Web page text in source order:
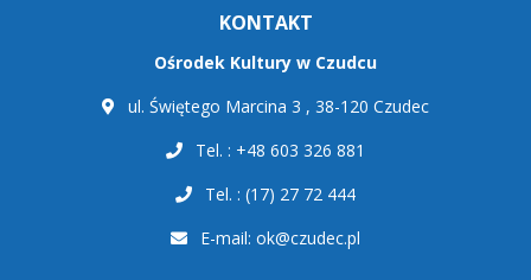
KONTAKT
Ośrodek Kultury w Czudcu
ul. Świętego Marcina 3 , 38-120 Czudec
Tel. : +48 603 326 881
Tel. : (17) 27 72 444
E-mail: ok@czudec.pl